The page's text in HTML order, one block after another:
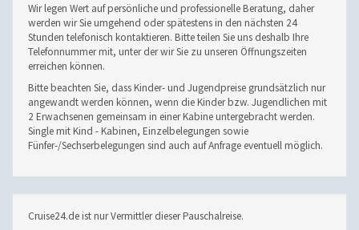
Wir legen Wert auf persönliche und professionelle Beratung, daher
werden wir Sie umgehend oder spätestens in den nächsten 24
Stunden telefonisch kontaktieren. Bitte teilen Sie uns deshalb Ihre
Telefonnummer mit, unter der wir Sie zu unseren Öffnungszeiten
erreichen können.
Bitte beachten Sie, dass Kinder- und Jugendpreise grundsätzlich nur
angewandt werden können, wenn die Kinder bzw. Jugendlichen mit
2 Erwachsenen gemeinsam in einer Kabine untergebracht werden.
Single mit Kind - Kabinen, Einzelbelegungen sowie
Fünfer-/Sechserbelegungen sind auch auf Anfrage eventuell möglich.
Cruise24.de ist nur Vermittler dieser Pauschalreise.